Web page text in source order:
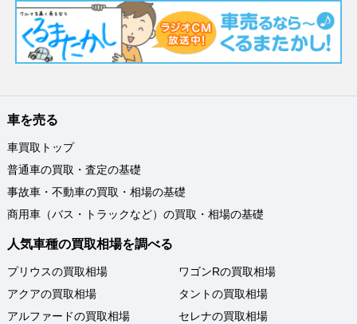
車を売る
車買取トップ
普通車の買取・査定の基礎
事故車・不動車の買取・相場の基礎
商用車（バス・トラックなど）の買取・相場の基礎
人気車種の買取相場を調べる
プリウスの買取相場
アクアの買取相場
アルファードの買取相場
ワゴンRの買取相場
タントの買取相場
セレナの買取相場